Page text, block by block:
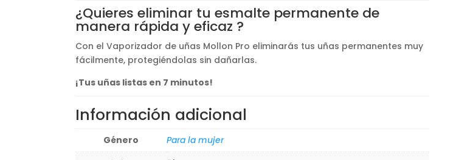
original
era:
146,00€.
actual
es:
120,00€.
¿Quieres eliminar tu esmalte permanente de
manera rápida y eficaz ?
Con el Vaporizador de uñas Mollon Pro eliminarás tus uñas permanentes muy
fácilmente, protegiéndolas sin dañarlas.
¡Tus uñas listas en 7 minutos!
Información adicional
Género
Para la mujer